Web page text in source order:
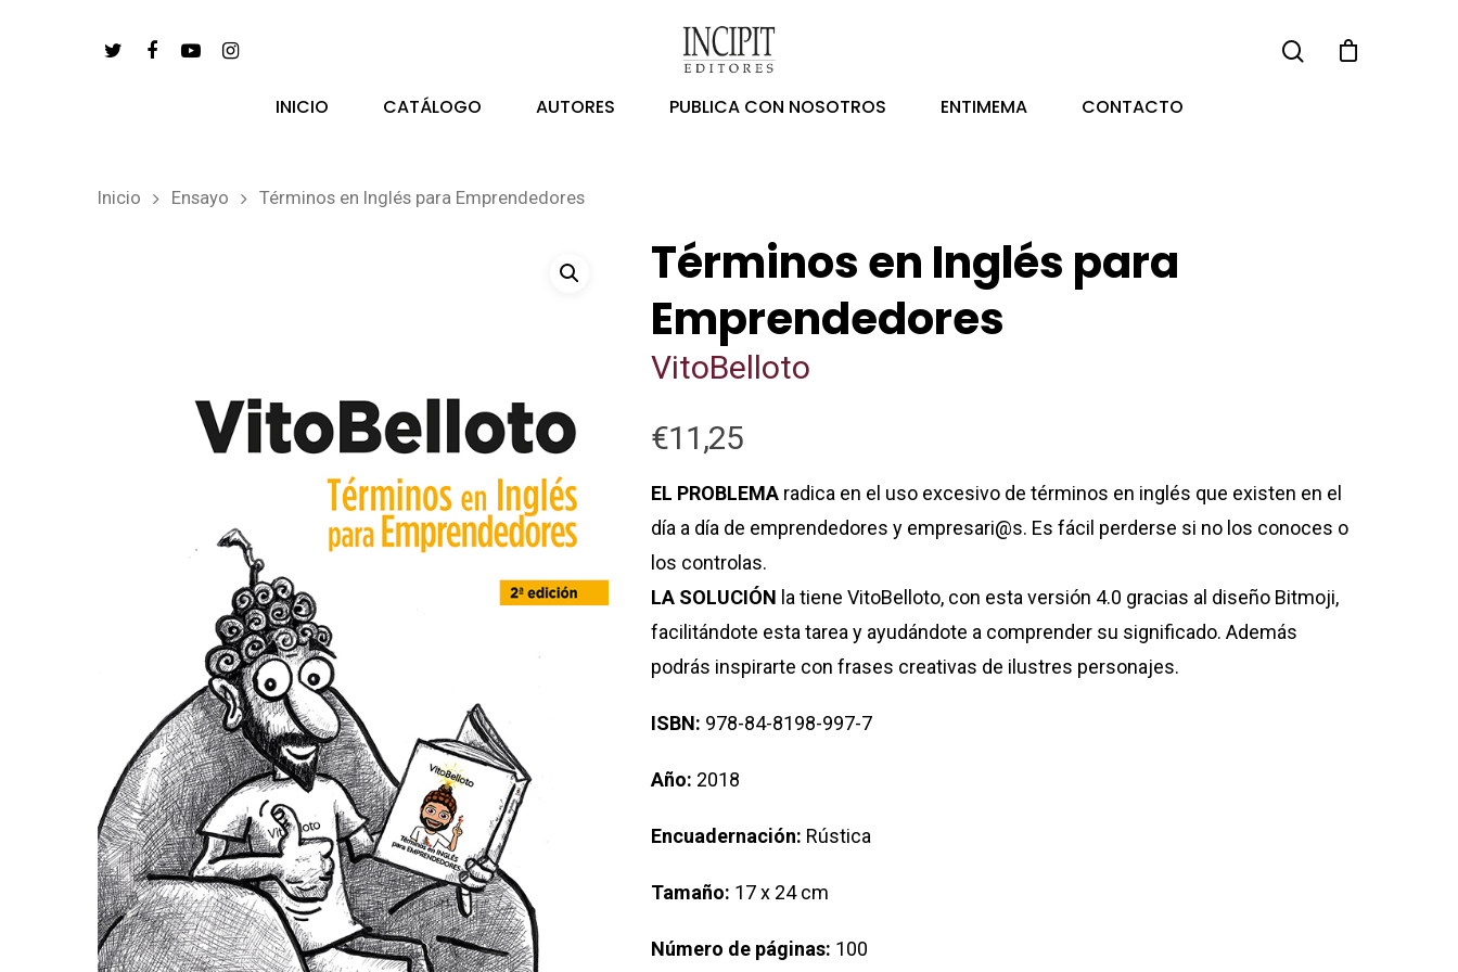
INICIO CATÁLOGO AUTORES PUBLICA CON NOSOTROS ENTIMEMA CONTACTO
Inicio Ensayo Términos en Inglés para Emprendedores
Términos en Inglés para
Emprendedores
VitoBelloto
€11,25
EL PROBLEMAradica en el uso excesivo de términos en inglés que existen en el
día a día de emprendedores y empresari@s. Es fácil perderse si no los conoces o
los controlas.
LA SOLUCIÓN la tiene VitoBelloto, con esta versión 4.0 gracias al diseño Bitmoji,
facilitándote esta tarea y ayudándote a comprender su significado. Además
podrás inspirarte con frases creativas de ilustres personajes.
ISBN: 978-84-8198-997-7
Año: 2018
Encuadernación: Rústica
Tamaño: 17 x 24 cm
Número de páginas: 100